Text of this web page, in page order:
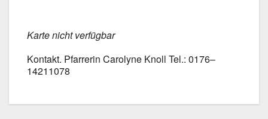
Kar­te nicht ver­füg­bar
Kon­takt. Pfar­re­rin Caro­ly­ne Knoll Tel.: 0176–
14211078